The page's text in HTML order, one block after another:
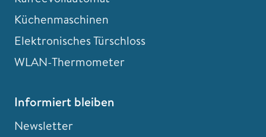
Küchenmaschinen
Elektronisches Türschloss
WLAN-Thermometer
Informiert bleiben
Newsletter